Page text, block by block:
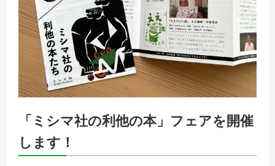
「ミシマ社の利他の本」フェアを開催
します！